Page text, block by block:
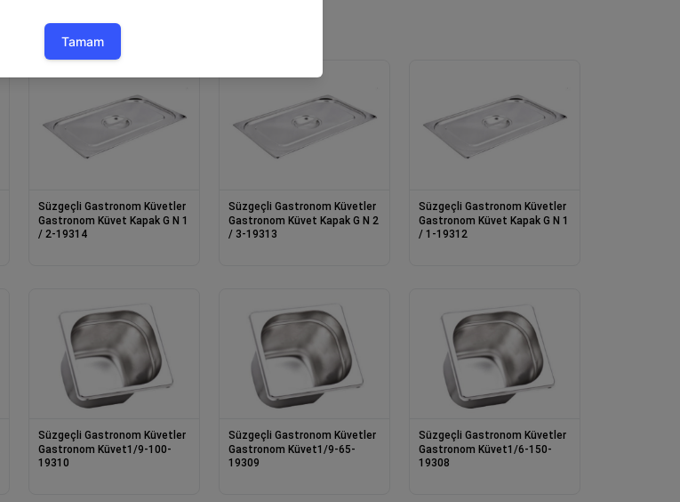
Süzgeçli Gastronom Küvetler
Gastronom Küvet Kapak G N 1
/ 2-19314
Süzgeçli Gastronom Küvetler
Gastronom Küvet Kapak G N 2
/ 3-19313
Süzgeçli Gastronom Küvetler
Gastronom Küvet Kapak G N 1
/ 1-19312
Süzgeçli Gastronom Küvetler
Gastronom Küvet1/9-100-
19310
Süzgeçli Gastronom Küvetler
Gastronom Küvet1/9-65-
19309
Süzgeçli Gastronom Küvetler
Gastronom Küvet1/6-150-
19308